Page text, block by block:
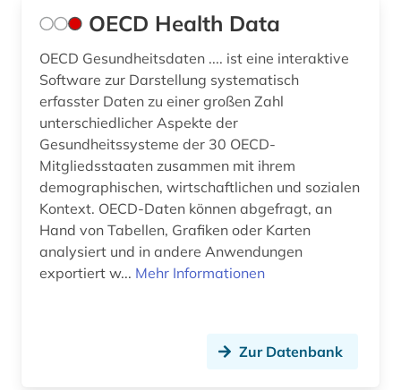
Pädagogik (10)
Philosophie (0)
Physik (0)
Politologie (15)
Psychologie (0)
Rechtswissenschaft (4)
Romanistik (0)
Slavistik (0)
demographie (5)
dienstleistung (4)
dienstleistungsgewerbe (1)
dienstleistungssektor (1)
direktinvestition (1)
doppelbesteuerung (2)
einkommen (3)
OECD Health Data
OECD Gesundheitsdaten .... ist eine interaktive
Software zur Darstellung systematisch
erfasster Daten zu einer großen Zahl
unterschiedlicher Aspekte der
Gesundheitssysteme der 30 OECD-
Mitgliedsstaaten zusammen mit ihrem
demographischen, wirtschaftlichen und sozialen
Kontext. OECD-Daten können abgefragt, an
Hand von Tabellen, Grafiken oder Karten
analysiert und in andere Anwendungen
exportiert w... Mehr Informationen
Zur Datenbank